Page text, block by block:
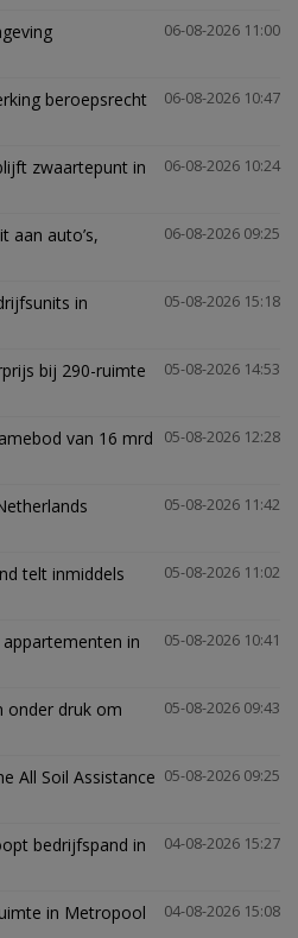
06-08-2026 11:00
06-08-2026 10:47
beroepsrecht
06-08-2026 10:24
zwaartepunt in
06-08-2026 09:25
aan auto’s,
05-08-2026 15:18
in
05-08-2026 14:53
bij 290-ruimte
05-08-2026 12:28
van 16 mrd
05-08-2026 11:42
05-08-2026 11:02
telt inmiddels
05-08-2026 10:41
in
05-08-2026 09:43
onder druk om
05-08-2026 09:25
All Soil Assistance
04-08-2026 15:27
bedrijfspand in
04-08-2026 15:08
in Metropool